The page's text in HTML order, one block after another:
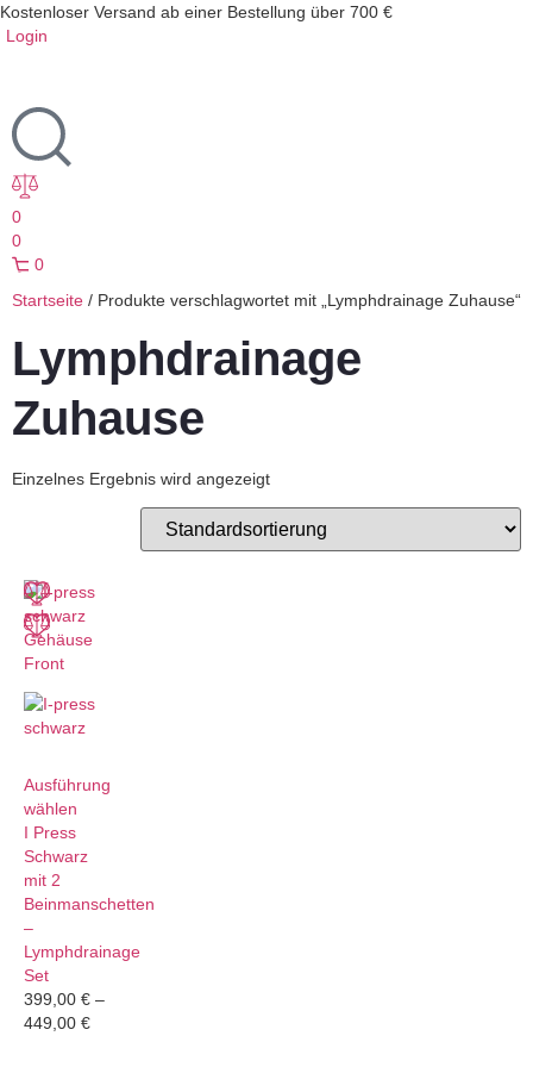
Kostenloser Versand ab einer Bestellung über 700 €
Login
0
0
0
Startseite / Produkte verschlagwortet mit „Lymphdrainage Zuhause“
Lymphdrainage
Zuhause
Einzelnes Ergebnis wird angezeigt
Ausführung
wählen
I Press
Schwarz
mit 2
Beinmanschetten
–
Lymphdrainage
Set
399,00 € –
449,00 €